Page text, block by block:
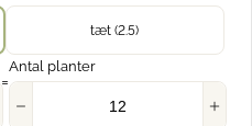
tæt (2.5)
=
Antal planter